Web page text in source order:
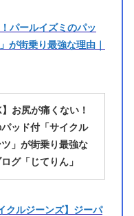
パールイズミのパッ
が街乗り最強な理由｜
】お尻が痛くない！
ッド付「サイクル
」が街乗り最強な
グ「じてりん」
クルジーンズ】ジーパ